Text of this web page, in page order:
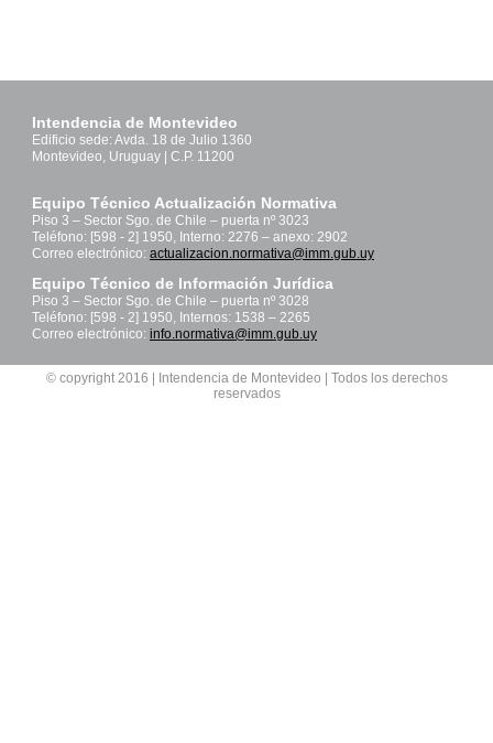
Intendencia de Montevideo
Edificio sede: Avda. 18 de Julio 1360
Montevideo, Uruguay | C.P. 11200
Equipo Técnico Actualización Normativa
Piso 3 – Sector Sgo. de Chile – puerta nº 3023
Teléfono: [598 - 2] 1950, Interno: 2276 – anexo: 2902
Correo electrónico: actualizacion.normativa@imm.gub.uy
Equipo Técnico de Información Jurídica
Piso 3 – Sector Sgo. de Chile – puerta nº 3028
Teléfono: [598 - 2] 1950, Internos: 1538 – 2265
Correo electrónico: info.normativa@imm.gub.uy
© copyright 2016 | Intendencia de Montevideo | Todos los derechos
reservados